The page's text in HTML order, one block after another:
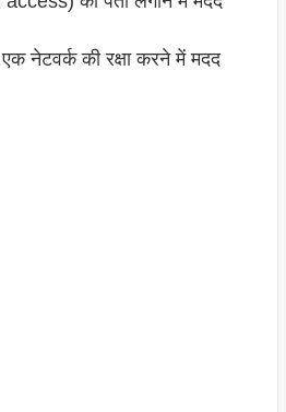
नेटवर्क की रक्षा करने में मदद